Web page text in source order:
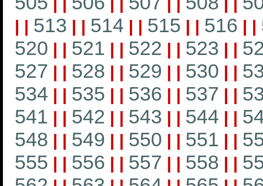
| | 513 | | 514 | | 515 | | 516 | |
520 | | 521 | | 522 | | 523 | |
527 | | 528 | | 529 | | 530 | |
534 | | 535 | | 536 | | 537 | |
541 | | 542 | | 543 | | 544 | |
548 | | 549 | | 550 | | 551 | |
555 | | 556 | | 557 | | 558 | |